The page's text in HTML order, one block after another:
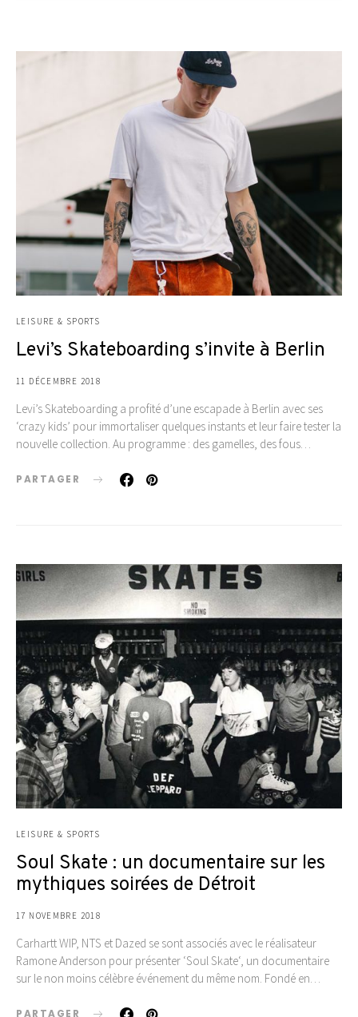
LEISURE & SPORTS
Levi’s Skateboarding s’invite à Berlin
11 DÉCEMBRE 2018
Levi’s Skateboarding a profité d’une escapade à Berlin avec ses
‘crazy kids’ pour immortaliser quelques instants et leur faire tester la
nouvelle collection. Au programme : des gamelles, des fous…
PARTAGER
LEISURE & SPORTS
Soul Skate : un documentaire sur les
mythiques soirées de Détroit
17 NOVEMBRE 2018
Carhartt WIP, NTS et Dazed se sont associés avec le réalisateur
Ramone Anderson pour présenter ‘Soul Skate‘, un documentaire
sur le non moins célèbre événement du même nom. Fondé en…
PARTAGER